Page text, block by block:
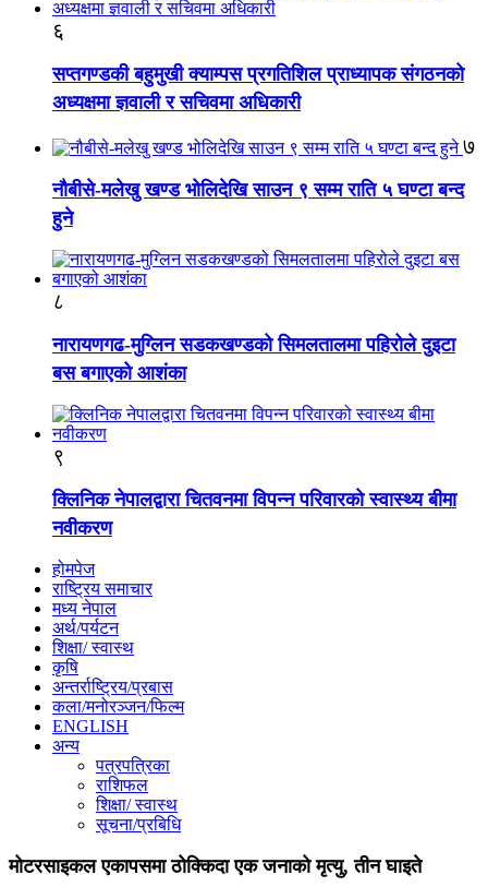
६
सप्तगण्डकी बहुमुखी क्याम्पस प्रगतिशिल प्राध्यापक संगठनको
अध्यक्षमा ज्ञवाली र सचिवमा अधिकारी
७
नौबीसे-मलेखु खण्ड भोलिदेखि साउन ९ सम्म राति ५ घण्टा बन्द
हुने
८
नारायणगढ-मुग्लिन सडकखण्डको सिमलतालमा पहिरोले दुइटा
बस बगाएको आशंका
९
क्लिनिक नेपालद्वारा चितवनमा विपन्न परिवारको स्वास्थ्य बीमा
नवीकरण
होमपेज
राष्ट्रिय समाचार
मध्य नेपाल
अर्थ/पर्यटन
शिक्षा/ स्वास्थ
कृषि
अन्तर्राष्ट्रिय/प्रबास
कला/मनोरञ्जन/फिल्म
ENGLISH
अन्य
पत्रपत्रिका
राशिफल
शिक्षा/ स्वास्थ
सूचना/प्रबिधि
मोटरसाइकल एकापसमा ठोक्किदा एक जनाको मृत्यु, तीन घाइते